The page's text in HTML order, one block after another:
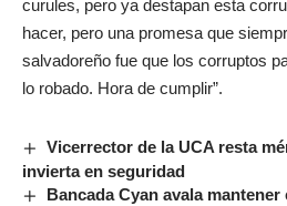
curules, pero ya destapan esta
hacer, pero una promesa que
salvadoreño fue que los corruptos
lo robado. Hora de cumplir”.
Vicerrector de la UCA resta
invierta en seguridad
Bancada Cyan avala